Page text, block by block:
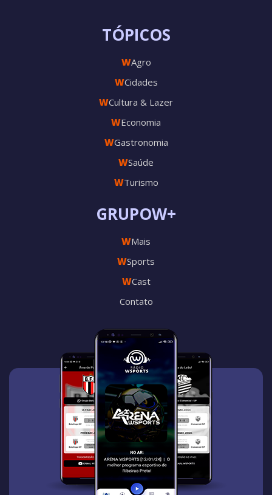
GRUPOW+
WMais
WSports
WCast
Contato
TÓPICOS
WAgro
WCidades
WCultura & Lazer
WEconomia
WGastronomia
WSaúde
WTurismo